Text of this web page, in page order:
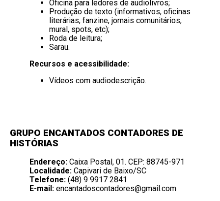
Oficina para ledores de audiolivros;
Produção de texto (informativos, oficinas
literárias, fanzine, jornais comunitários,
mural, spots, etc);
Roda de leitura;
Sarau.
Recursos e acessibilidade:
Vídeos com audiodescrição.
GRUPO ENCANTADOS CONTADORES DE
HISTÓRIAS
Endereço: Caixa Postal, 01. CEP: 88745-971
Localidade: Capivari de Baixo/SC
Telefone: (48) 9 9917 2841
E-mail: encantadoscontadores@gmail.com